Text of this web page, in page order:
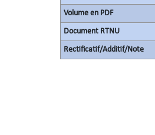
Volume en PDF
Document RTNU
Rectificatif/Additif/Note